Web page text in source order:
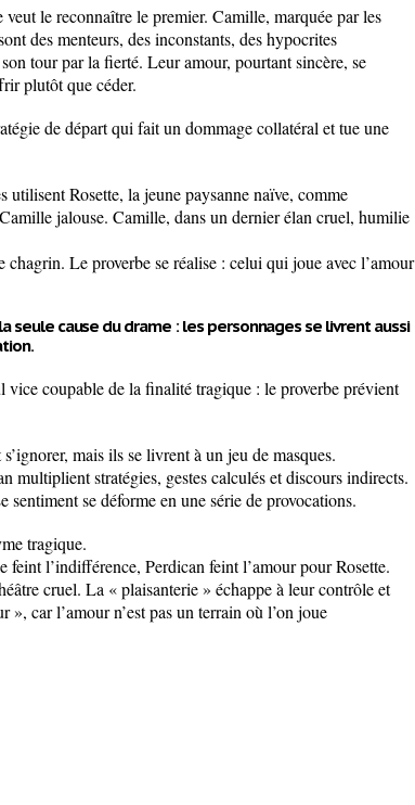
le reconnaître le premier. Camille, marquée par les
des menteurs, des inconstants, des hypocrites
tour par la fierté. Leur amour, pourtant sincère, se
plutôt que céder.
de départ qui fait un dommage collatéral et tue une
Rosette, la jeune paysanne naïve, comme
jalouse. Camille, dans un dernier élan cruel, humilie
Le proverbe se réalise : celui qui joue avec l’amour
seule cause du drame : les personnages se livrent aussi
vice coupable de la finalité tragique : le proverbe prévient
mais ils se livrent à un jeu de masques.
multiplient stratégies, gestes calculés et discours indirects.
se déforme en une série de provocations.
tragique.
l’indifférence, Perdican feint l’amour pour Rosette.
cruel. La « plaisanterie » échappe à leur contrôle et
car l’amour n’est pas un terrain où l’on joue